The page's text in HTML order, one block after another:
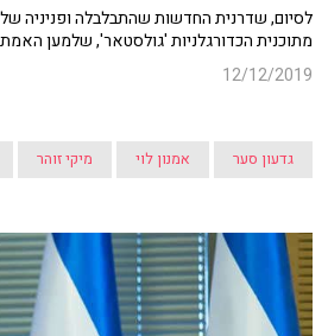
לסיום, שדרנית החדשות שהתבלבלה ופניניה
מתוכנית הכדורגלניות 'גולסטאר', שלמען
12/12/2019
גדעון סער אמנון לוי מיקי זוהר